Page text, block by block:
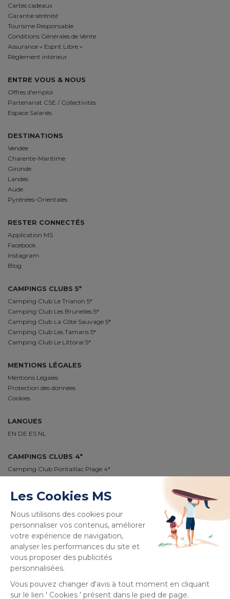
Cartes cadeaux
Garantie sérénité
Tourisme Responsable
Conditions Générales de Vente
Assurance « Esprit Libre »
Règlement intérieur
ENTRE VOUS & NOUS
Offres d'emploi
Partenariat CSE / Collectivités
Espace Salariés
DESTINATIONS
Vendée
Charente-Maritime
Gironde
Landes
Aude
Pyrénées-Orientales
RESTER CONNECTÉS
Application MS
Facebook
Instagram
Blog
CAMPINGS CLUBS 5*
Camping Club Le Trianon 5*
Camping Club Les Brunelles 5*
Camping Club La Côte Sauvage 5*
Camping Club Les Tamaris 5*
Camping Club Le Littoral 5*
MENTIONS LÉGALES
Mentions Légales
Protection des données
Cookies
LANGUES
EN DE ES NL
CAMPINGS CLUBS 4*
Camping Club Pontaillac Plage 4*
Camping Club Le Vivier 4*
Camping Club Plage Sud 4*
Camping Club Navarrosse Plage 4*
Camping Club Les Tourterelles 4*
Camping Club La Côte des Roses 4*
PAIEMENT 100% SÉCURISÉ